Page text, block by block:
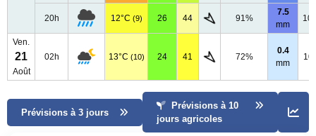
20h 12°C (9) 26 44 91%
7.5
mm
Ven.
21
Août
02h 13°C (10) 24 41 72%
0.4
mm
Prévisions à 3 jours
Prévisions à 10
jours agricoles